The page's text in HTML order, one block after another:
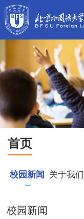
首页
校园新闻 关于我们
校园新闻